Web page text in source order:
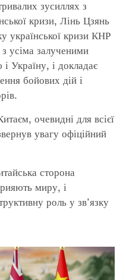
зусиллях з
кризи, Лінь Цзянь
української кризи КНР
усіма залученими
Україну, і докладає
бойових дій і
очевидні для всієї
увагу офіційний
сторона
миру, і
роль у зв’язку